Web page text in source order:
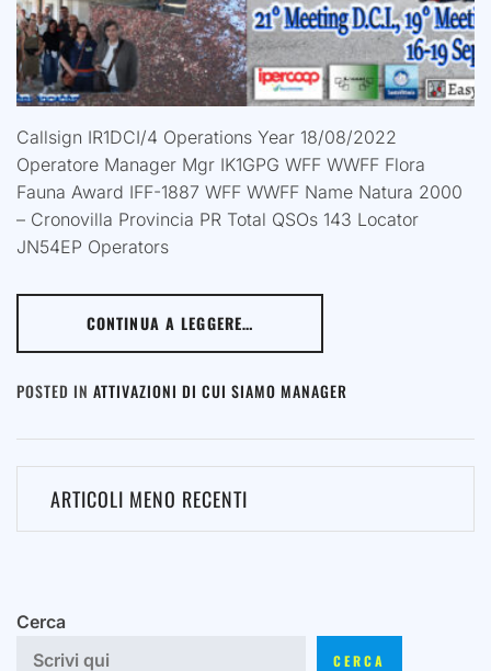
Callsign IR1DCI/4 Operations Year 18/08/2022
Operatore Manager Mgr IK1GPG WFF WWFF Flora
Fauna Award IFF-1887 WFF WWFF Name Natura 2000
– Cronovilla Provincia PR Total QSOs 143 Locator
JN54EP Operators
CONTINUA A LEGGERE…
POSTED IN ATTIVAZIONI DI CUI SIAMO MANAGER
Navigazione
articoli
ARTICOLI MENO RECENTI
Cerca
CERCA